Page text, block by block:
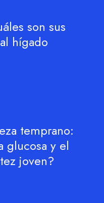
son sus
hígado
temprano:
glucosa y el
joven?